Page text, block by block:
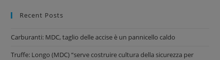
Recent Posts
Carburanti: MDC, taglio delle accise è un pannicello caldo
Truffe: Longo (MDC) “serve costruire cultura della sicurezza per